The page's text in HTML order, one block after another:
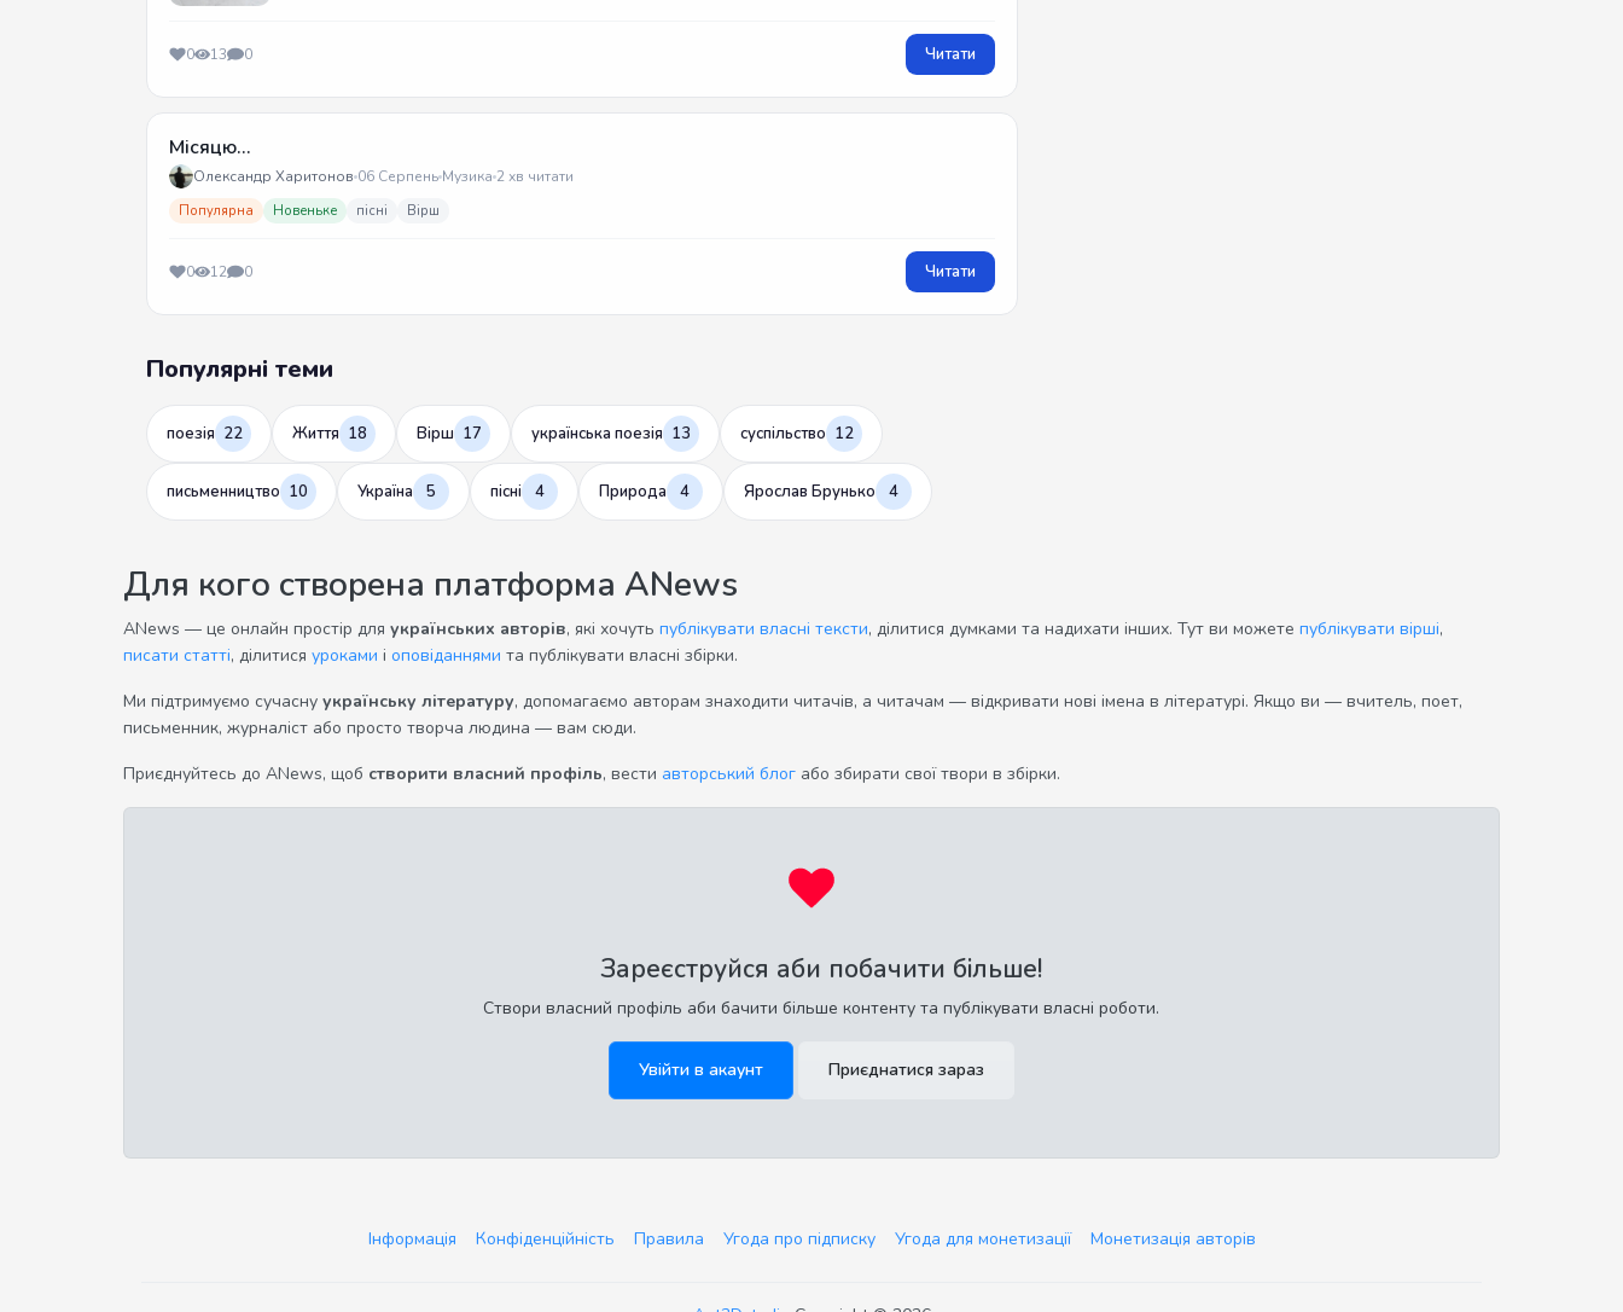
0 13 0 Читати
Місяцю...
Олександр Харитонов 06 Серпень Музика 2 хв читати
Популярна Новеньке пісні Вірш
0 12 0 Читати
Популярні теми
поезія 22 Життя 18 Вірш 17 українська поезія 13 суспільство 12
письменництво 10 Україна 5 пісні 4 Природа 4 Ярослав Брунько 4
Для кого створена платформа ANews
ANews — це онлайн простір для українських авторів, які хочуть публікувати власні тексти, ділитися думками та надихати інших. Тут ви можете публікувати вірші,
писати статті, ділитися уроками і оповіданнями та публікувати власні збірки.
Ми підтримуємо сучасну українську літературу, допомагаємо авторам знаходити читачів, а читачам — відкривати нові імена в літературі. Якщо ви — вчитель, поет,
письменник, журналіст або просто творча людина — вам сюди.
Приєднуйтесь до ANews, щоб створити власний профіль, вести авторський блог або збирати свої твори в збірки.
Зареєструйся аби побачити більше!
Створи власний профіль аби бачити більше контенту та публікувати власні роботи.
Увійти в акаунт Приєднатися зараз
Інформація Конфіденційність Правила Угода про підписку Угода для монетизації Монетизація авторів